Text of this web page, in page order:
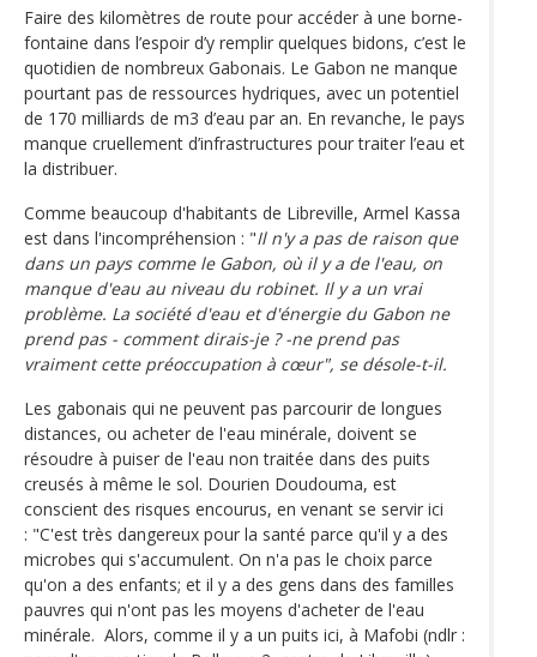
Faire des kilomètres de route pour accéder à une borne-
fontaine dans l’espoir d’y remplir quelques bidons, c’est le
quotidien de nombreux Gabonais. Le Gabon ne manque
pourtant pas de ressources hydriques, avec un potentiel
de 170 milliards de m3 d’eau par an. En revanche, le pays
manque cruellement d’infrastructures pour traiter l’eau et
la distribuer.
Comme beaucoup d'habitants de Libreville, Armel Kassa
est dans l'incompréhension : "Il n'y a pas de raison que
dans un pays comme le Gabon, où il y a de l'eau, on
manque d'eau au niveau du robinet. Il y a un vrai
problème. La société d'eau et d'énergie du Gabon ne
prend pas - comment dirais-je ? -ne prend pas
vraiment cette préoccupation à cœur", se désole-t-il.
Les gabonais qui ne peuvent pas parcourir de longues
distances, ou acheter de l'eau minérale, doivent se
résoudre à puiser de l'eau non traitée dans des puits
creusés à même le sol. Dourien Doudouma, est
conscient des risques encourus, en venant se servir ici
: "C'est très dangereux pour la santé parce qu'il y a des
microbes qui s'accumulent. On n'a pas le choix parce
qu'on a des enfants; et il y a des gens dans des familles
pauvres qui n'ont pas les moyens d'acheter de l'eau
minérale. Alors, comme il y a un puits ici, à Mafobi (ndlr :